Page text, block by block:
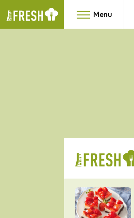
Menu
RYCHLOVKY